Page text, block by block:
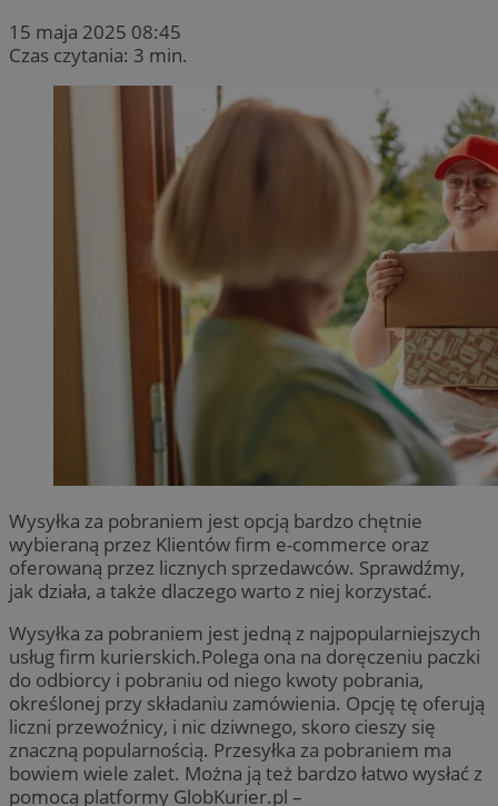
15 maja 2025 08:45
Czas czytania: 3 min.
Wysyłka za pobraniem jest opcją bardzo chętnie
wybieraną przez Klientów firm e-commerce oraz
oferowaną przez licznych sprzedawców. Sprawdźmy,
jak działa, a także dlaczego warto z niej korzystać.
Wysyłka za pobraniem jest jedną z najpopularniejszych
usług firm kurierskich.Polega ona na doręczeniu paczki
do odbiorcy i pobraniu od niego kwoty pobrania,
określonej przy składaniu zamówienia. Opcję tę oferują
liczni przewoźnicy, i nic dziwnego, skoro cieszy się
znaczną popularnością. Przesyłka za pobraniem ma
bowiem wiele zalet. Można ją też bardzo łatwo wysłać z
pomocą platformy GlobKurier.pl –